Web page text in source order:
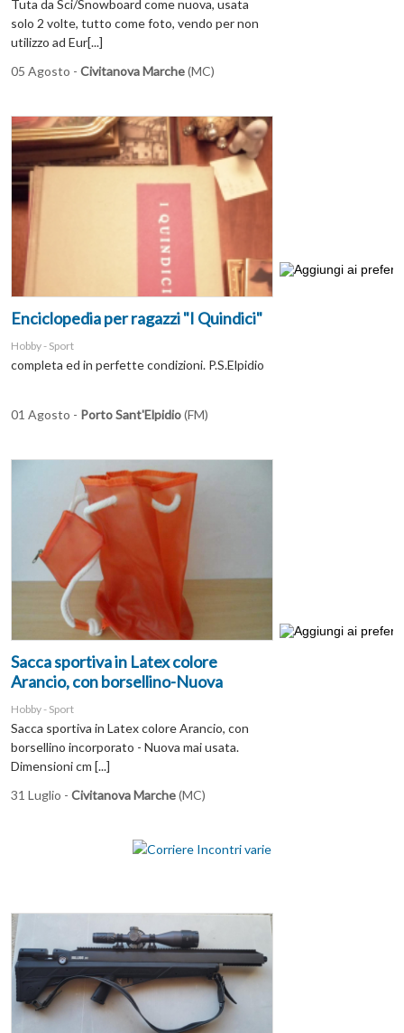
Tuta da Sci/Snowboard come nuova, usata
solo 2 volte, tutto come foto, vendo per non
utilizzo ad Eur[...]
05 Agosto - Civitanova Marche(MC)
Enciclopedia per ragazzi "I Quindici"
Hobby - Sport
completa ed in perfette condizioni. P.S.Elpidio
01 Agosto - Porto Sant'Elpidio(FM)
Sacca sportiva in Latex colore
Arancio, con borsellino-Nuova
Hobby - Sport
Sacca sportiva in Latex colore Arancio, con
borsellino incorporato - Nuova mai usata.
Dimensioni cm [...]
31 Luglio - Civitanova Marche(MC)